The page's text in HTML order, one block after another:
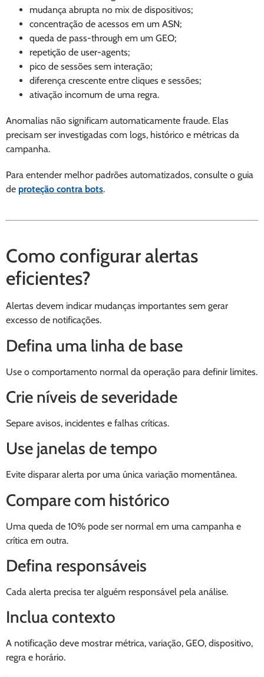
mudança abrupta no mix de dispositivos;
concentração de acessos em um ASN;
queda de pass-through em um GEO;
repetição de user-agents;
pico de sessões sem interação;
diferença crescente entre cliques e sessões;
ativação incomum de uma regra.
Anomalias não significam automaticamente fraude. Elas
precisam ser investigadas com logs, histórico e métricas da
campanha.
Para entender melhor padrões automatizados, consulte o guia
de proteção contra bots.
Como configurar alertas
eficientes?
Alertas devem indicar mudanças importantes sem gerar
excesso de notificações.
Defina uma linha de base
Use o comportamento normal da operação para definir limites.
Crie níveis de severidade
Separe avisos, incidentes e falhas críticas.
Use janelas de tempo
Evite disparar alerta por uma única variação momentânea.
Compare com histórico
Uma queda de 10% pode ser normal em uma campanha e
crítica em outra.
Defina responsáveis
Cada alerta precisa ter alguém responsável pela análise.
Inclua contexto
A notificação deve mostrar métrica, variação, GEO, dispositivo,
regra e horário.